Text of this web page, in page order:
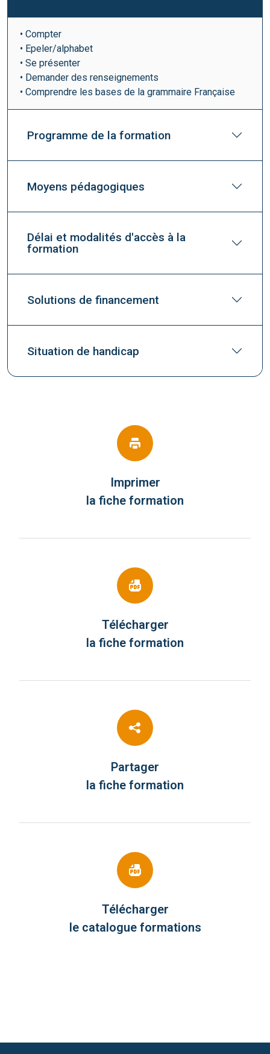
• Compter
• Epeler/alphabet
• Se présenter
• Demander des renseignements
• Comprendre les bases de la grammaire Française
Programme de la formation
Moyens pédagogiques
Délai et modalités d'accès à la
formation
Solutions de financement
Situation de handicap
Imprimer
la fiche formation
Télécharger
la fiche formation
Partager
la fiche formation
Télécharger
le catalogue formations